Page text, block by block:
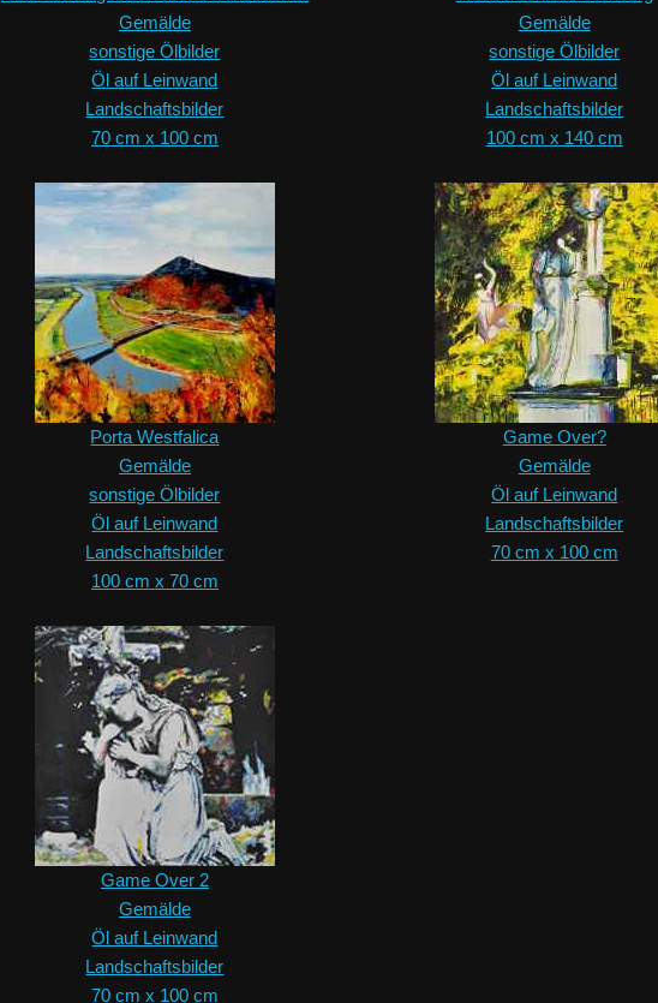
Gemälde
sonstige Ölbilder
Öl auf Leinwand
Landschaftsbilder
70 cm x 100 cm
Gemälde
sonstige Ölbilder
Öl auf Leinwand
Landschaftsbilder
100 cm x 140 cm
Porta Westfalica
Gemälde
sonstige Ölbilder
Öl auf Leinwand
Landschaftsbilder
100 cm x 70 cm
Game Over?
Gemälde
Öl auf Leinwand
Landschaftsbilder
70 cm x 100 cm
Game Over 2
Gemälde
Öl auf Leinwand
Landschaftsbilder
70 cm x 100 cm